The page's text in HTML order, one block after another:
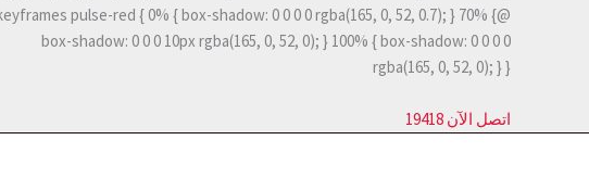
pulse-red { 0% { box-shadow: 0 0 0 0 rgba(165, 0, 52, 0.7); } 70% {
box-shadow: 0 0 0 10px rgba(165, 0, 52, 0); } 100% { box-shadow: 0 0 0 0
rgba(165, 0, 52, 0); } }
اتصل الآن 19418